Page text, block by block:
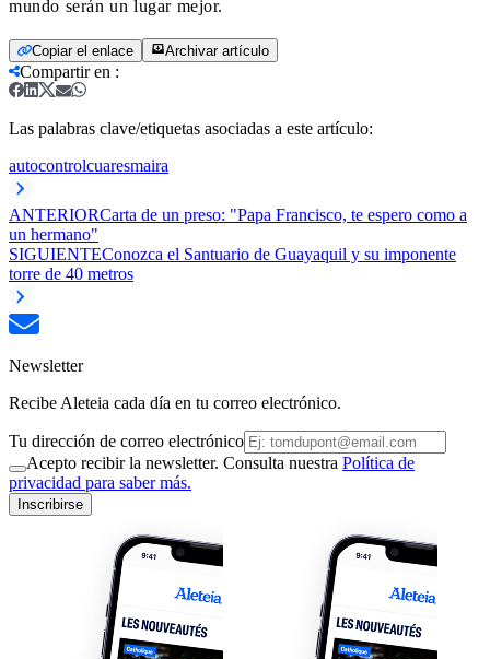
mundo serán un lugar mejor.
Copiar el enlace Archivar artículo
Compartir en :
Las palabras clave/etiquetas asociadas a este artículo:
autocontrolcuaresmaira
ANTERIORCarta de un preso: "Papa Francisco, te espero como a
un hermano"
SIGUIENTEConozca el Santuario de Guayaquil y su imponente
torre de 40 metros
Newsletter
Recibe Aleteia cada día en tu correo electrónico.
Tu dirección de correo electrónico
Acepto recibir la newsletter. Consulta nuestra Política de
privacidad para saber más.
Inscribirse